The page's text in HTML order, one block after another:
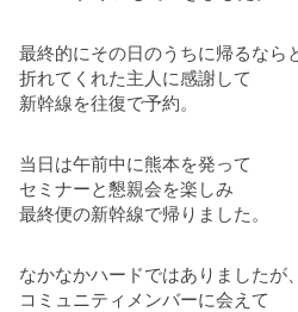
最終的にその日のうちに帰るなら
折れてくれた主人に感謝して
新幹線を往復で予約。
当日は午前中に熊本を発って
セミナーと懇親会を楽しみ
最終便の新幹線で帰りました。
なかなかハードではありましたが、
コミュニティメンバーに会えて